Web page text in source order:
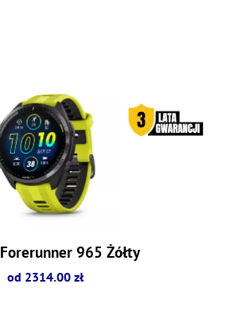
965 Żółty
od 2314.00 zł